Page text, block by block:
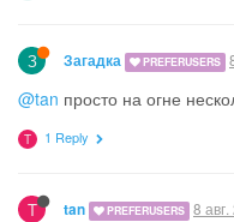
З Загадка PREFERUSERS
@tan просто на огне
T 1 Reply
T tan PREFERUSERS 8